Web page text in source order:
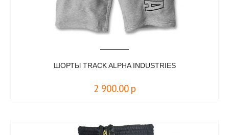
ШОРТЫ TRACK ALPHA INDUSTRIES
2 900.00 р